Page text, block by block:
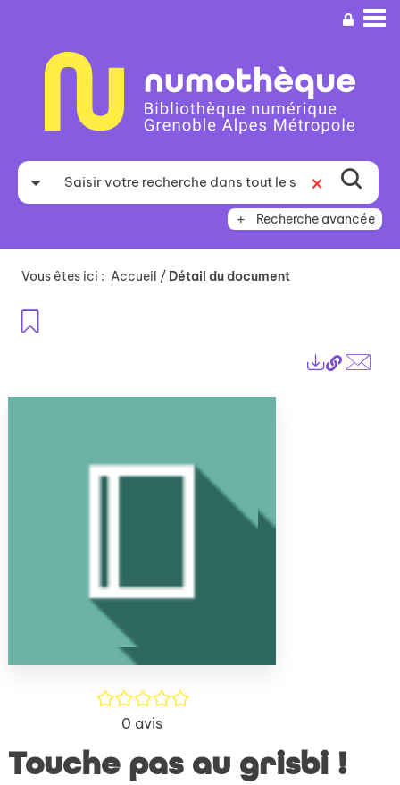
recherche
Recherche avancée
Vous êtes ici : Accueil / Détail du document
Lien
/5
0 avis
Touche pas au grisbi !